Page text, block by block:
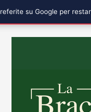
su Google per